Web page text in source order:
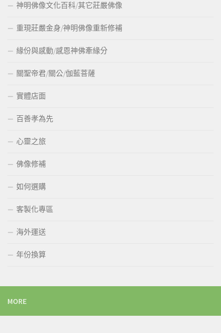
神明佛像文化百科/其它莊嚴佛像
重現莊嚴金身/神明佛像重新修補
緣份與感動/感恩神佛牽緣分
關聖帝君/關公/伽藍菩薩
實體店面
百善孝為先
心靈之旅
佛像修補
如何選購
客製化專區
海外運送
年份換算
MORE